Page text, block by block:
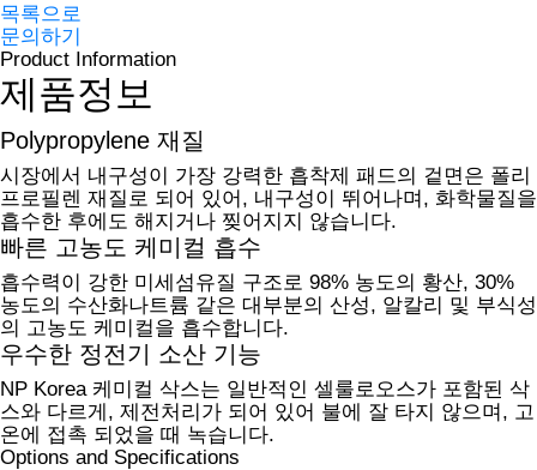
목록으로
문의하기
Product Information
제품정보
Polypropylene 재질
시장에서 내구성이 가장 강력한 흡착제 패드의 겉면은 폴리
프로필렌 재질로 되어 있어, 내구성이 뛰어나며, 화학물질을
흡수한 후에도 해지거나 찢어지지 않습니다.
빠른 고농도 케미컬 흡수
흡수력이 강한 미세섬유질 구조로 98% 농도의 황산, 30%
농도의 수산화나트륨 같은 대부분의 산성, 알칼리 및 부식성
의 고농도 케미컬을 흡수합니다.
우수한 정전기 소산 기능
NP Korea 케미컬 삭스는 일반적인 셀룰로오스가 포함된 삭
스와 다르게, 제전처리가 되어 있어 불에 잘 타지 않으며, 고
온에 접촉 되었을 때 녹습니다.
Options and Specifications